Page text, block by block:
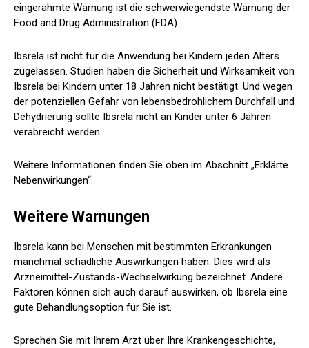
eingerahmte Warnung ist die schwerwiegendste Warnung der
Food and Drug Administration (FDA).
Ibsrela ist nicht für die Anwendung bei Kindern jeden Alters
zugelassen. Studien haben die Sicherheit und Wirksamkeit von
Ibsrela bei Kindern unter 18 Jahren nicht bestätigt. Und wegen
der potenziellen Gefahr von lebensbedrohlichem Durchfall und
Dehydrierung sollte Ibsrela nicht an Kinder unter 6 Jahren
verabreicht werden.
Weitere Informationen finden Sie oben im Abschnitt „Erklärte
Nebenwirkungen“.
Weitere Warnungen
Ibsrela kann bei Menschen mit bestimmten Erkrankungen
manchmal schädliche Auswirkungen haben. Dies wird als
Arzneimittel-Zustands-Wechselwirkung bezeichnet. Andere
Faktoren können sich auch darauf auswirken, ob Ibsrela eine
gute Behandlungsoption für Sie ist.
Sprechen Sie mit Ihrem Arzt über Ihre Krankengeschichte,